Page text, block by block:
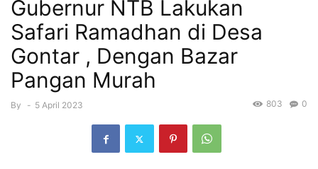
Gubernur NTB Lakukan
Safari Ramadhan di Desa
Gontar , Dengan Bazar
Pangan Murah
By - 5 April 2023 0
803